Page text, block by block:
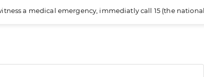
a medical emergency, immediatly call 15 (the